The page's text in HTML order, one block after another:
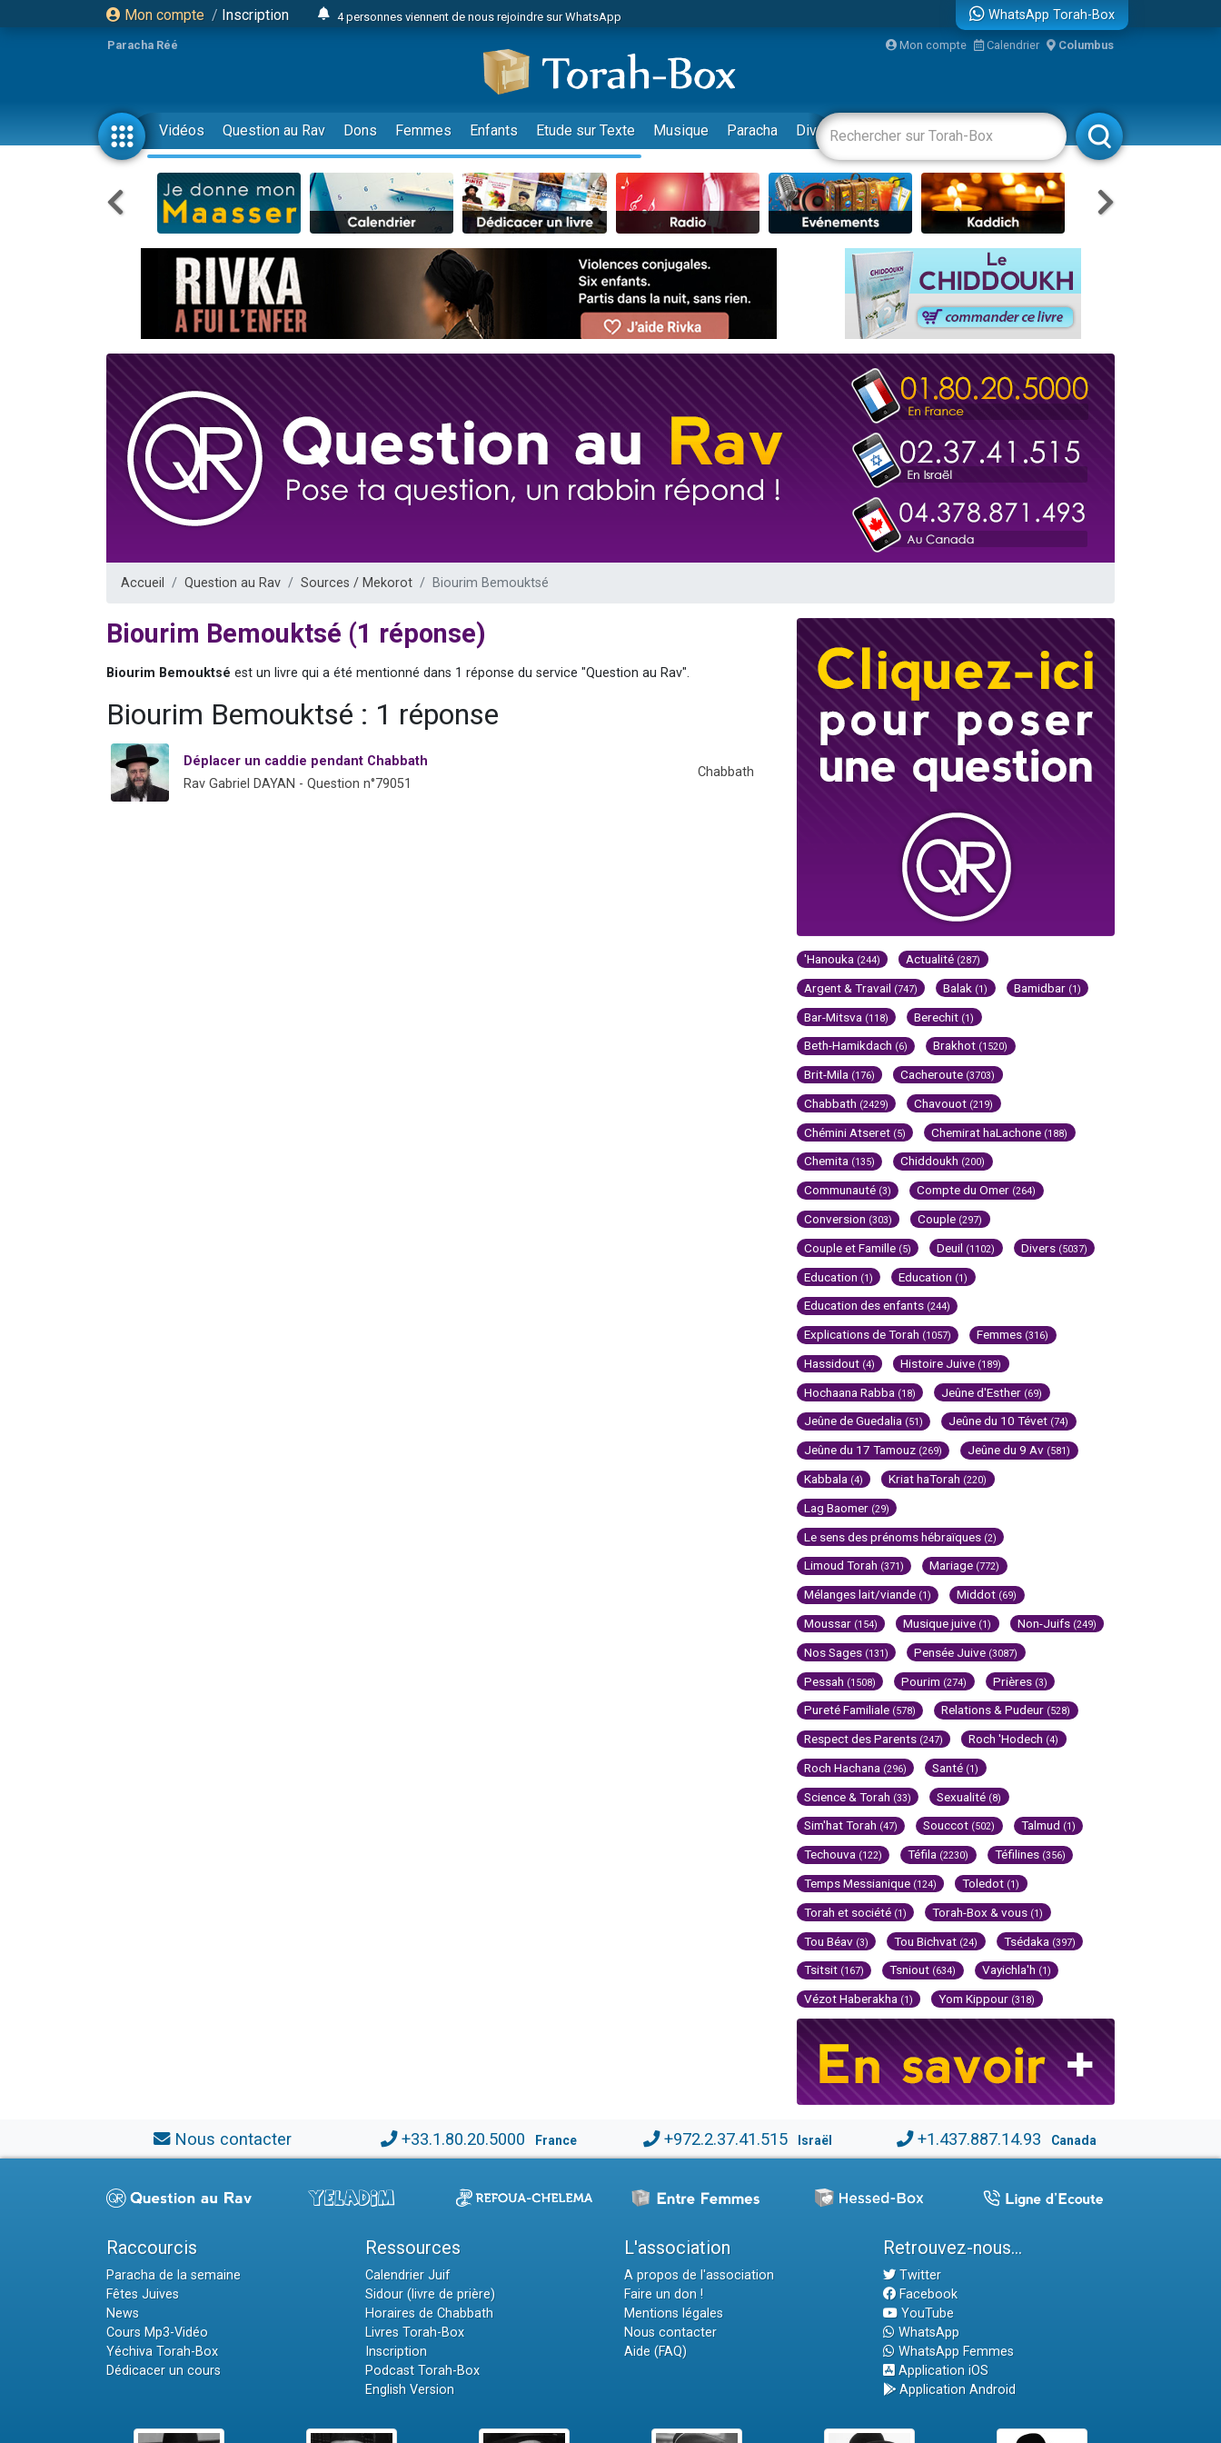
Mon compte / Inscription
4 personnes viennent de nous rejoindre sur WhatsApp
Odaya vient de donner son Maasser
3 personnes viennent de faire un don pour 5 jours de vacances aux Orphelins
3 personnes viennent de faire un don pour Diane, 80 ans, dans un appartement insalubre
13 personnes viennent de demander une bénédiction
2 personnes viennent de nous rejoindre sur WhatsApp
30 personnes viennent de faire un don pour Sauvez la jambe de Yohan
Il reste 49 places pour étudier en groupe sur Zoom
12 nouvelles musiques dans Torah-Box Music
3 personnes viennent de nous rejoindre sur WhatsApp
2 personnes viennent de nous rejoindre sur WhatsApp
3 personnes viennent de nous rejoindre sur WhatsApp
2 nouvelles musiques dans Torah-Box Music
8 personnes viennent de faire un don pour Tsédaka : pauvres d'Israel
Nouvelle émission radio : Visions de grandeur n°104 : Le Chabbath et le Birkat Hamazone à travers le temps
61 personnes viennent de demander une bénédiction
Ariel vient de donner son Maasser
Il reste 49 places pour étudier en groupe sur Zoom
WhatsApp Torah-Box
Paracha Réé Mon compte Calendrier Columbus
Vidéos Question au Rav Dons Femmes Enfants Etude sur Texte Musique Paracha Divertissements Livres Rabbanim
Accueil Question au Rav Sources / Mekorot Biourim Bemouktsé
Biourim Bemouktsé (1 réponse)
Biourim Bemouktsé est un livre qui a été mentionné dans 1 réponse du service "Question au Rav".
Biourim Bemouktsé : 1 réponse
Déplacer un caddie pendant Chabbath
Rav Gabriel DAYAN - Question n°79051
Chabbath
'Hanouka (244) Actualité (287)
Argent & Travail (747) Balak (1) Bamidbar (1)
Bar-Mitsva (118) Berechit (1)
Beth-Hamikdach (6) Brakhot (1520)
Brit-Mila (176) Cacheroute (3703)
Chabbath (2429) Chavouot (219)
Chémini Atseret (5) Chemirat haLachone (188)
Chemita (135) Chiddoukh (200)
Communauté (3) Compte du Omer (264)
Conversion (303) Couple (297)
Couple et Famille (5) Deuil (1102) Divers (5037)
Education (1) Education (1)
Education des enfants (244)
Explications de Torah (1057) Femmes (316)
Hassidout (4) Histoire Juive (189)
Hochaana Rabba (18) Jeûne d'Esther (69)
Jeûne de Guedalia (51) Jeûne du 10 Tévet (74)
Jeûne du 17 Tamouz (269) Jeûne du 9 Av (581)
Kabbala (4) Kriat haTorah (220)
Lag Baomer (29)
Le sens des prénoms hébraïques (2)
Limoud Torah (371) Mariage (772)
Mélanges lait/viande (1) Middot (69)
Moussar (154) Musique juive (1) Non-Juifs (249)
Nos Sages (131) Pensée Juive (3087)
Pessah (1508) Pourim (274) Prières (3)
Pureté Familiale (578) Relations & Pudeur (528)
Respect des Parents (247) Roch 'Hodech (4)
Roch Hachana (296) Santé (1)
Science & Torah (33) Sexualité (8)
Sim'hat Torah (47) Souccot (502) Talmud (1)
Techouva (122) Téfila (2230) Téfilines (356)
Temps Messianique (124) Toledot (1)
Torah et société (1) Torah-Box & vous (1)
Tou Béav (3) Tou Bichvat (24) Tsédaka (397)
Tsitsit (167) Tsniout (634) Vayichla'h (1)
Vézot Haberakha (1) Yom Kippour (318)
Nous contacter +33.1.80.20.5000 France +972.2.37.41.515 Israël +1.437.887.14.93 Canada
Raccourcis
Paracha de la semaine
Fêtes Juives
News
Cours Mp3-Vidéo
Yéchiva Torah-Box
Dédicacer un cours
Ressources
Calendrier Juif
Sidour (livre de prière)
Horaires de Chabbath
Livres Torah-Box
Inscription
Podcast Torah-Box
English Version
L'association
A propos de l'association
Faire un don !
Mentions légales
Nous contacter
Aide (FAQ)
Retrouvez-nous...
Twitter
Facebook
YouTube
WhatsApp
WhatsApp Femmes
Application iOS
Application Android